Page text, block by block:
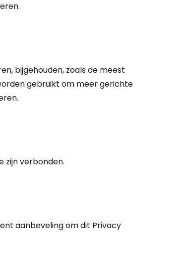
bijgehouden, zoals de meest
gebruikt om meer gerichte
zijn verbonden.
aanbeveling om dit Privacy